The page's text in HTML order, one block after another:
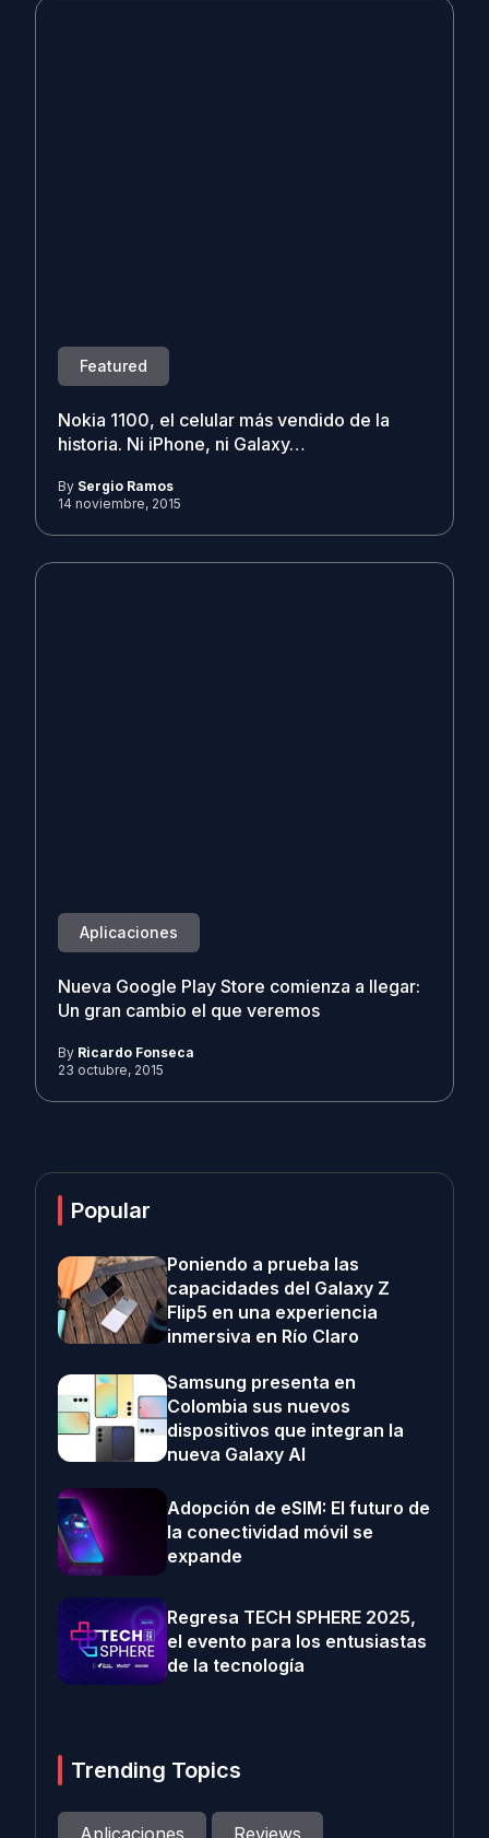
Featured
Nokia 1100, el celular más vendido de la
historia. Ni iPhone, ni Galaxy…
By Sergio Ramos
14 noviembre, 2015
Aplicaciones
Nueva Google Play Store comienza a llegar:
Un gran cambio el que veremos
By Ricardo Fonseca
23 octubre, 2015
Popular
Poniendo a prueba las
capacidades del Galaxy Z
Flip5 en una experiencia
inmersiva en Río Claro
Samsung presenta en
Colombia sus nuevos
dispositivos que integran la
nueva Galaxy AI
Adopción de eSIM: El futuro de
la conectividad móvil se
expande
Regresa TECH SPHERE 2025,
el evento para los entusiastas
de la tecnología
Trending Topics